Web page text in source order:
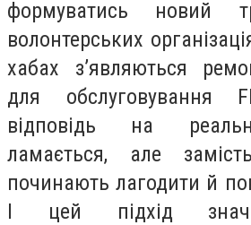
формуватись новий
волонтерських
хабах з’являються
для обслуговування
відповідь на
ламається, але
починають лагодити й
І цей підхід